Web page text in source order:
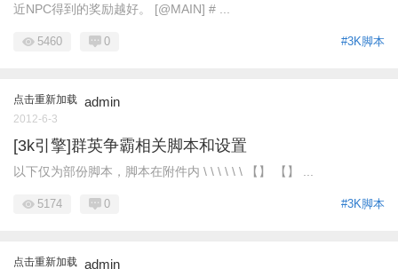
近NPC得到的奖励越好。 [@MAIN] # ...
#3K脚本
5460 0
点击重新加载 admin
2012-6-3
[3k引擎]群英争霸相关脚本和设置
以下仅为部份脚本，脚本在附件内 \ \ \ \ \ \ 【】 【】 ...
#3K脚本
5174 0
点击重新加载 admin